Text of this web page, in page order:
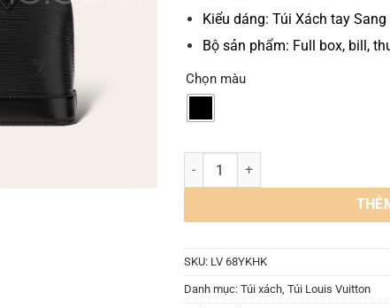
Kiểu dáng: Túi Xách tay Sang
Bộ sản phẩm: Full box, bill,
Chọn màu
Túi Louis Vuitton Alma BB Black Epi
SKU: LV 68YKHK
Danh mục: Túi xách Túi Louis Vuitton